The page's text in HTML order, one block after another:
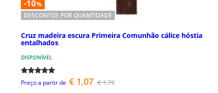
-10%
DESCONTOS POR QUANTIDADE
Cruz madeira escura Primeira Comunhão cálice hóstia
entalhados
DISPONÍVEL
Preço a partir de € 1,07 € 1,79